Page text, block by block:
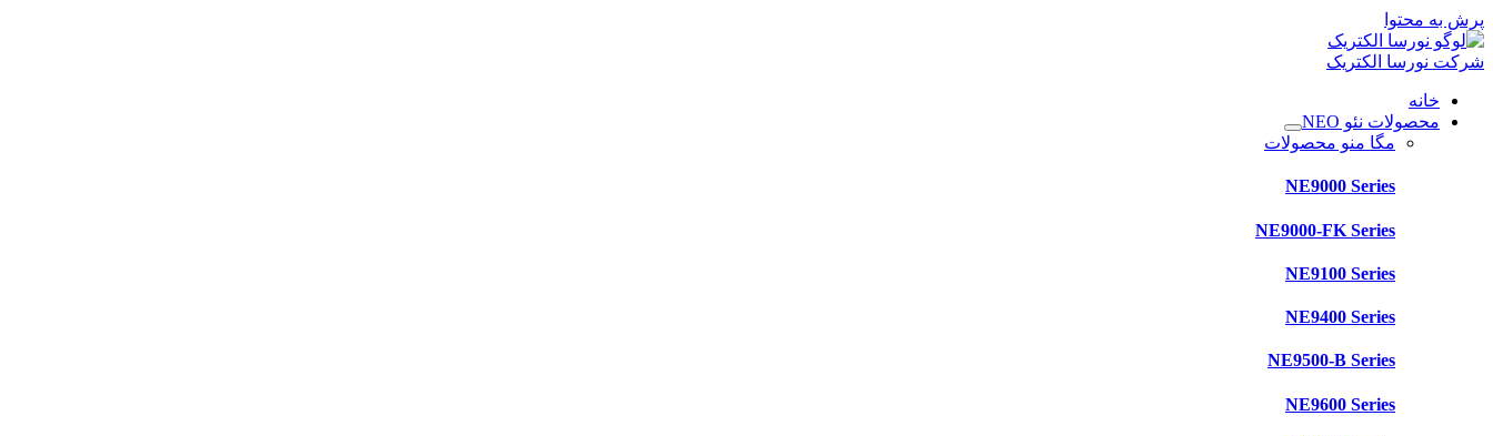
پرش به محتوا
شرکت نورسا الکتریک
خانه
محصولات نئو NEO
مگا منو محصولات
NE9000 Series
NE9000-FK Series
NE9100 Series
NE9400 Series
NE9500-B Series
NE9600 Series